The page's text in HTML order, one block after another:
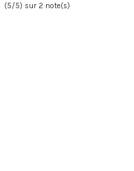
(5/5) sur 2 note(s)